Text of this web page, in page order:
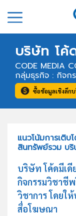
บริษัท โค้
CODE MEDIA
กลุ่มธุรกิจ : กิจก
ซื้อข้อมูลเชิงลึก
แนวโน้มการเติบ
สินทรัพย์รวม บ
บริษัท โค้ดมีเดี
กิจกรรมวิชาชี
วิชาการ โดยใ
สื่อโฆษณา